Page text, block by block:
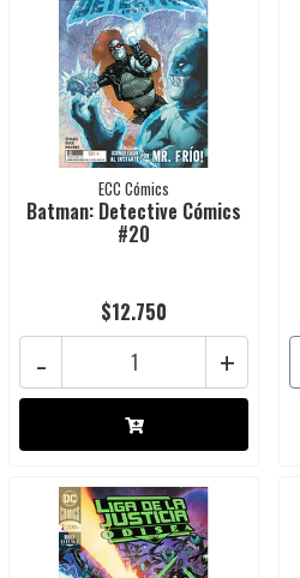
ECC Cómics
Batman: Detective Cómics
#20
$12.750
+
-